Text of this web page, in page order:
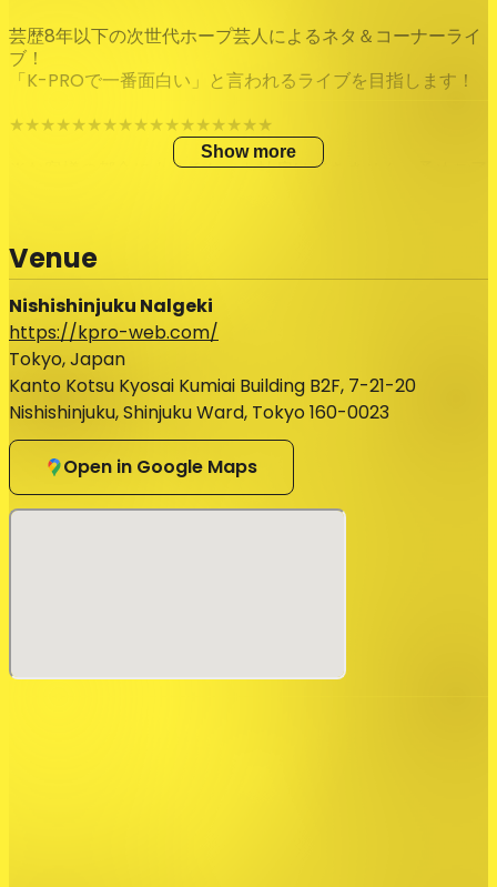
芸歴8年以下の次世代ホープ芸人によるネタ＆コーナーライ
ブ！
「K-PROで一番面白い」と言われるライブを目指します！
★★★★★★★★★★★★★★★★★
※お客様の都合によるチケット払戻はできません。予めご了
★前売券は開演までご購入いただけます。
★ご入場順は「zaiko整理番号順」→「出演者へチケットを
頼んでいる方（お取り置き）」→「当日券」となります。ス
タッフの案内にご協力ください。
以上、ご理解のほどよろしくお願い申し上げます。
Show more
Venue
Nishishinjuku Nalgeki
https://kpro-web.com/
Tokyo, Japan
Kanto Kotsu Kyosai Kumiai Building B2F, 7-21-20
Nishishinjuku, Shinjuku Ward, Tokyo 160-0023
Open in Google Maps